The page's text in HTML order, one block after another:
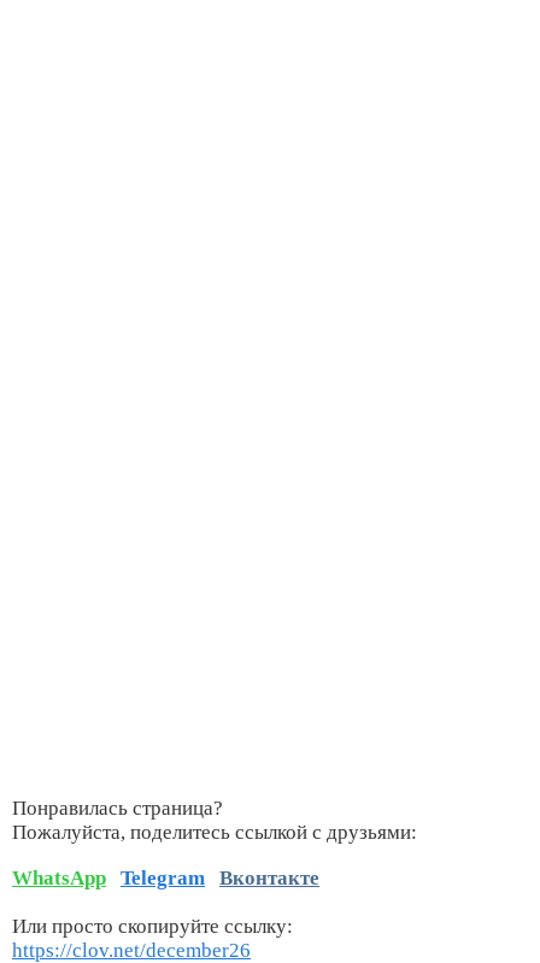
Понравилась страница?
Пожалуйста, поделитесь ссылкой с друзьями:
WhatsApp
Telegram Вконтакте
Или просто скопируйте ссылку:
https://clov.net/december26